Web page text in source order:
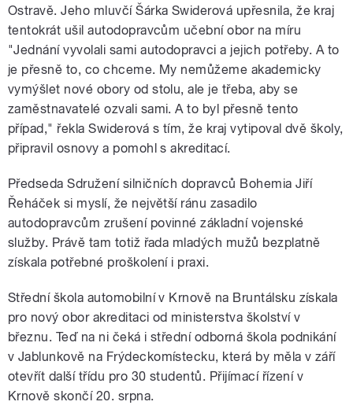
Ostravě. Jeho mluvčí Šárka Swiderová upřesnila, že kraj
tentokrát ušil autodopravcům učební obor na míru
"Jednání vyvolali sami autodopravci a jejich potřeby. A to
je přesně to, co chceme. My nemůžeme akademicky
vymýšlet nové obory od stolu, ale je třeba, aby se
zaměstnavatelé ozvali sami. A to byl přesně tento
případ," řekla Swiderová s tím, že kraj vytipoval dvě školy,
připravil osnovy a pomohl s akreditací.
Předseda Sdružení silničních dopravců Bohemia Jiří
Řeháček si myslí, že největší ránu zasadilo
autodopravcům zrušení povinné základní vojenské
služby. Právě tam totiž řada mladých mužů bezplatně
získala potřebné proškolení i praxi.
Střední škola automobilní v Krnově na Bruntálsku získala
pro nový obor akreditaci od ministerstva školství v
březnu. Teď na ni čeká i střední odborná škola podnikání
v Jablunkově na Frýdeckomístecku, která by měla v září
otevřít další třídu pro 30 studentů. Přijímací řízení v
Krnově skončí 20. srpna.